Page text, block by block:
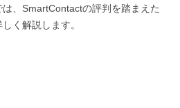
、SmartContactの評判を踏まえた
く解説します。